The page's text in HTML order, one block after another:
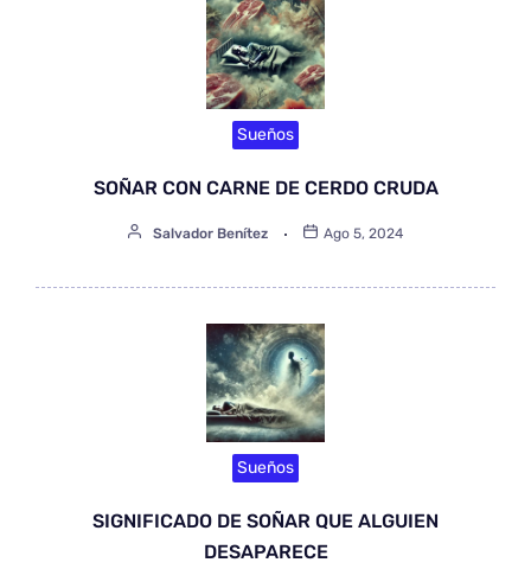
Sueños
SOÑAR CON CARNE DE CERDO CRUDA
Salvador Benítez Ago 5, 2024
Sueños
SIGNIFICADO DE SOÑAR QUE ALGUIEN
DESAPARECE